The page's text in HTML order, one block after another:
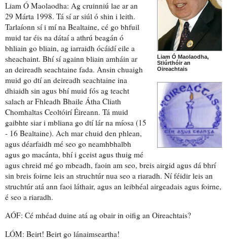
Liam Ó Maolaodha,
Stiúrthóir an
Oireachtais
Liam Ó Maolaodha: Ag cruinniú lae ar an
29 Márta 1998. Tá sí ar siúl ó shin i leith.
Tarlaíonn sí i mí na Bealtaine, cé go bhfuil
muid tar éis na dátaí a athrú beagán ó
bhliain go bliain, ag iarraidh ócáidí eile a
sheachaint. Bhí sí againn bliain amháin ar
an deireadh seachtaine fada. Ansin chuaigh
muid go dtí an deireadh seachtaine ina
dhiaidh sin agus bhí muid fós ag teacht
salach ar Fhleadh Bhaile Átha Cliath
Chomhaltas Ceoltóirí Éireann. Tá muid
gaibhte siar i mbliana go dtí lár na míosa (15
- 16 Bealtaine). Ach mar chuid den phlean,
agus déarfaidh mé seo go neamhbhalbh
agus go macánta, bhí i gceist agus thuig mé
agus chreid mé go mbeadh, faoin am seo, breis airgid agus dá bhrí
sin breis foirne leis an struchtúr nua seo a riaradh. Ní féidir leis an
struchtúr atá ann faoi láthair, agus an leibhéal airgeadais agus foirne,
é seo a riaradh.
AÓF: Cé mhéad duine atá ag obair in oifig an Oireachtais?
LÓM: Beirt! Beirt go lánaimseartha!